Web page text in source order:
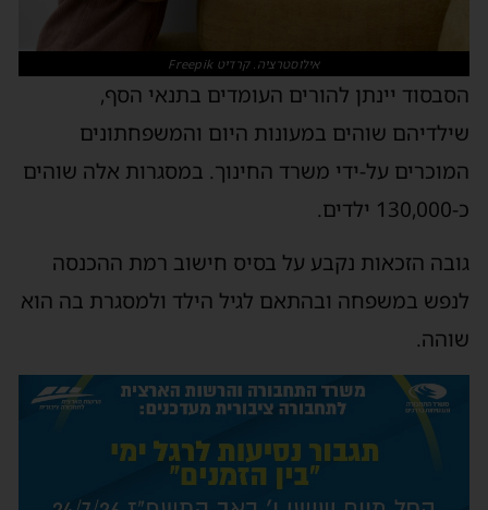
אילוסטרציה. קרדיט Freepik
הסבסוד יינתן להורים העומדים בתנאי הסף,
שילדיהם שוהים במעונות היום והמשפחתונים
המוכרים על-ידי משרד החינוך. במסגרות אלה שוהים
כ-130,000 ילדים.
גובה הזכאות נקבע על בסיס חישוב רמת ההכנסה
לנפש במשפחה ובהתאם לגיל הילד ולמסגרת בה הוא
שוהה.